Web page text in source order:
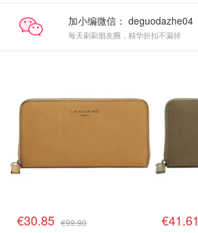
加小编微信：
每天刷刷朋友圈，精华折扣不漏掉
€30.85 €99.90 €41.61